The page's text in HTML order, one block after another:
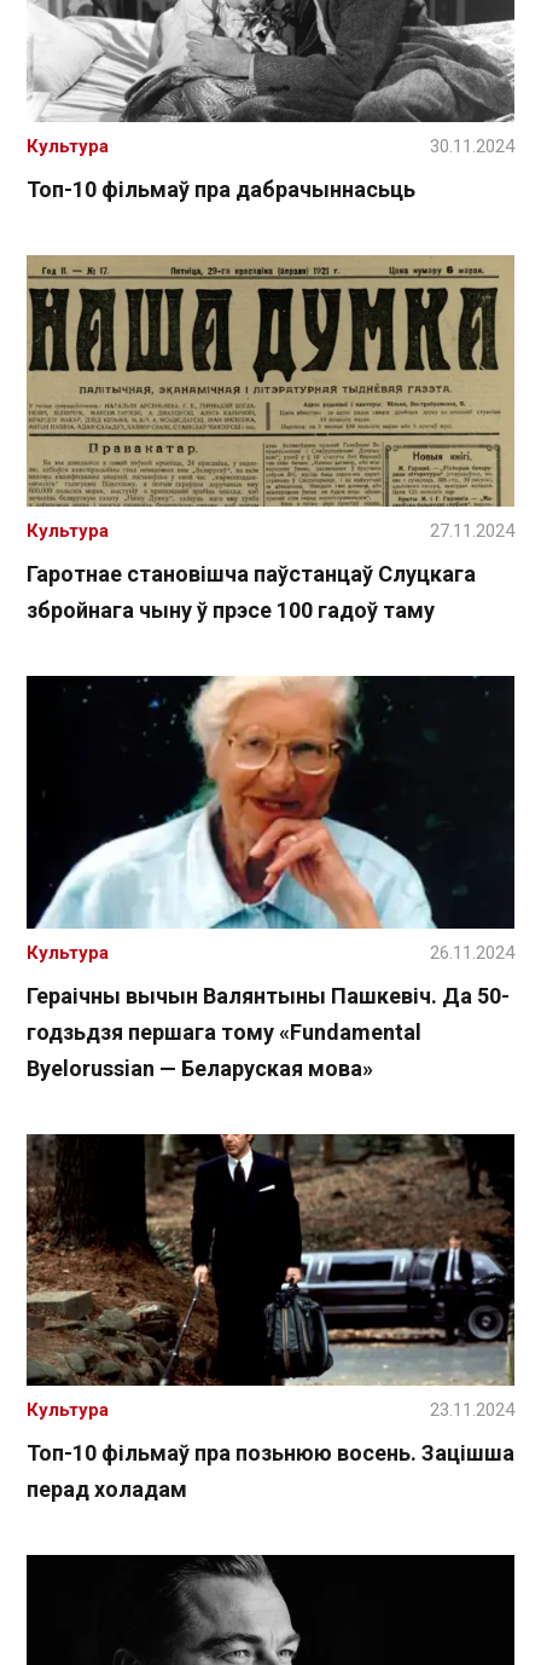
Топ-10 фільмаў пра дабрачыннасьць
Культура 30.11.2024
Гаротнае становішча паўстанцаў Слуцкага
збройнага чыну ў прэсе 100 гадоў таму
Культура 27.11.2024
Гераічны вычын Валянтыны Пашкевіч. Да 50-
годзьдзя першага тому «Fundamental
Byelorussian — Беларуская мова»
Культура 26.11.2024
Топ-10 фільмаў пра позьнюю восень. Зацішша
перад холадам
Культура 23.11.2024